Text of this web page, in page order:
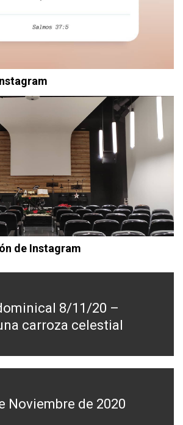
de Instagram
8/11/20 –
carroza celestial
Noviembre de 2020